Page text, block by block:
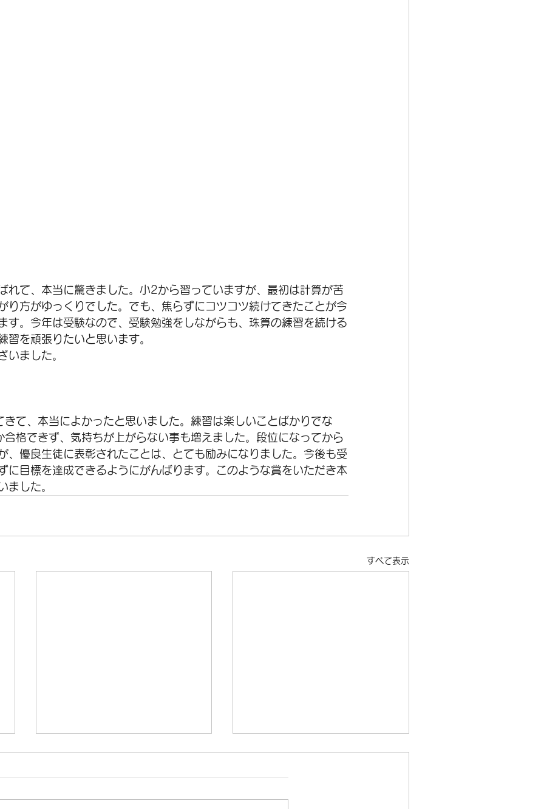
れて、本当に驚きました。小2から習っていますが、最初は計算が苦
り方がゆっくりでした。でも、焦らずにコツコツ続けてきたことが今
す。今年は受験なので、受験勉強をしながらも、珠算の練習を続ける
習を頑張りたいと思います。
いました。
て、本当によかったと思いました。練習は楽しいことばかりでな
格できず、気持ちが上がらない事も増えました。段位になってから
、優良生徒に表彰されたことは、とても励みになりました。今後も受
に目標を達成できるようにがんばります。このような賞をいただき本
ました。
すべて表示